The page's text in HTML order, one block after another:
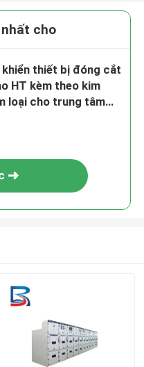
cho
khiển thiết bị đóng cắt
HT kèm theo kim
loại cho trung tâm